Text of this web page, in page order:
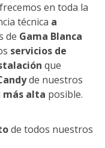
en toda la
técnica a
de Gama Blanca
servicios de
que
de nuestros
más alta posible.
de todos nuestros